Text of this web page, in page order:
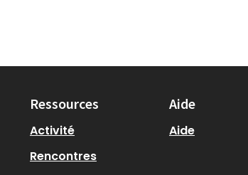
Ressources
Activité
Rencontres
Aide
Aide